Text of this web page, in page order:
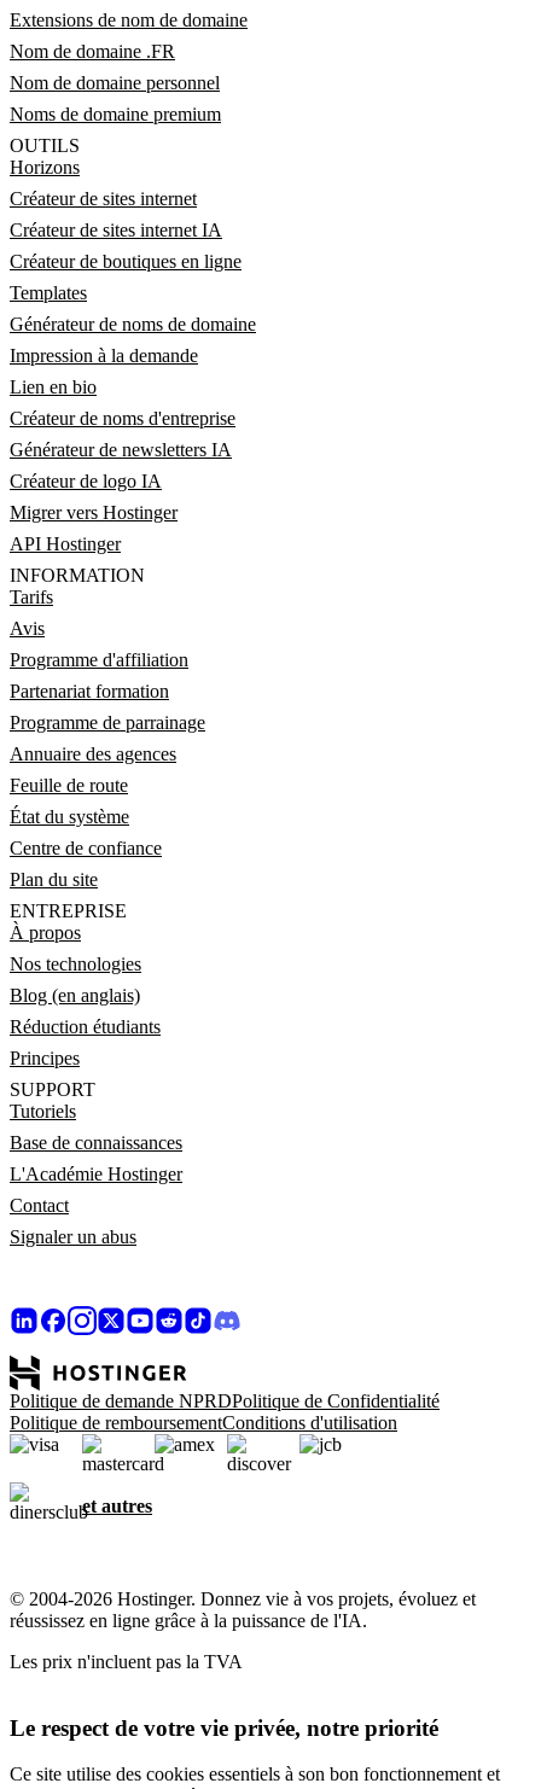
Extensions de nom de domaine
Nom de domaine .FR
Nom de domaine personnel
Noms de domaine premium
OUTILS
Horizons
Créateur de sites internet
Créateur de sites internet IA
Créateur de boutiques en ligne
Templates
Générateur de noms de domaine
Impression à la demande
Lien en bio
Créateur de noms d'entreprise
Générateur de newsletters IA
Créateur de logo IA
Migrer vers Hostinger
API Hostinger
INFORMATION
Tarifs
Avis
Programme d'affiliation
Partenariat formation
Programme de parrainage
Annuaire des agences
Feuille de route
État du système
Centre de confiance
Plan du site
ENTREPRISE
À propos
Nos technologies
Blog (en anglais)
Réduction étudiants
Principes
SUPPORT
Tutoriels
Base de connaissances
L'Académie Hostinger
Contact
Signaler un abus
Politique de demande NPRDPolitique de Confidentialité
Politique de remboursementConditions d'utilisation
et autres
© 2004-2026 Hostinger. Donnez vie à vos projets, évoluez et
réussissez en ligne grâce à la puissance de l'IA.
Les prix n'incluent pas la TVA
Le respect de votre vie privée, notre priorité
Ce site utilise des cookies essentiels à son bon fonctionnement et